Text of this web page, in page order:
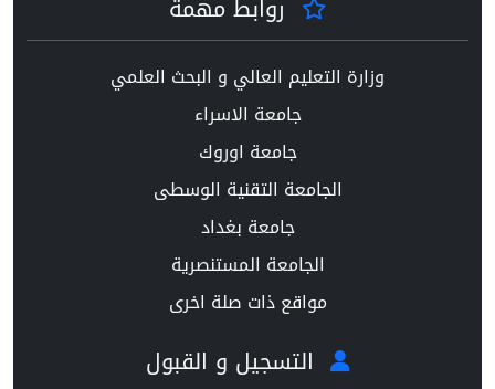
روابط مهمة
وزارة التعليم العالي و البحث العلمي
جامعة الاسراء
جامعة اوروك
الجامعة التقنية الوسطى
جامعة بغداد
الجامعة المستنصرية
مواقع ذات صلة اخرى
التسجيل و القبول